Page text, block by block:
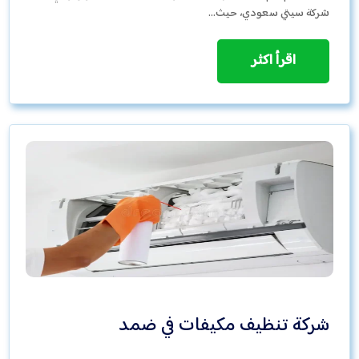
شركة سيتي سعودي، حيث…
اقرأ اكثر
شركة تنظيف مكيفات في ضمد